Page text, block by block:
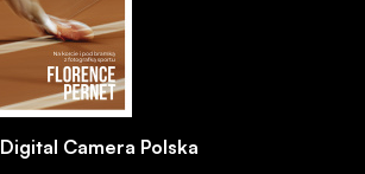
Digital Camera Polska